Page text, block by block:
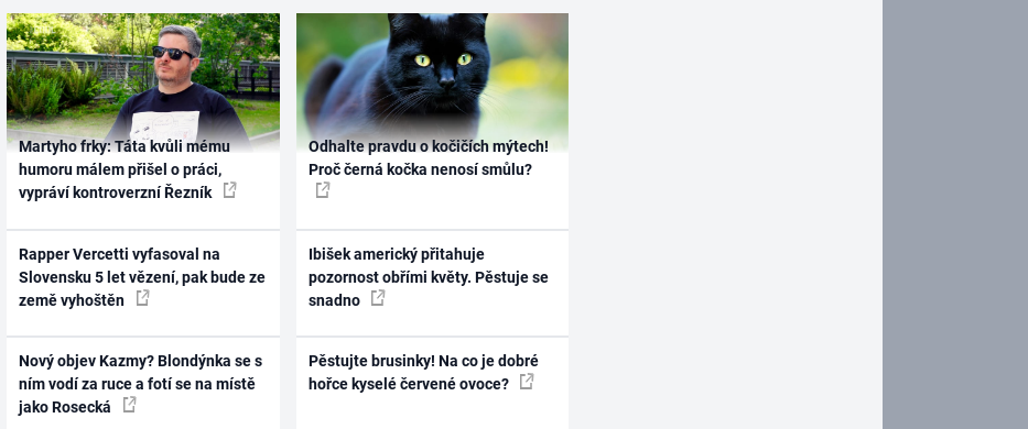
Martyho frky: Táta kvůli mému
humoru málem přišel o práci,
vypráví kontroverzní Řezník
Rapper Vercetti vyfasoval na
Slovensku 5 let vězení, pak bude ze
země vyhoštěn
Nový objev Kazmy? Blondýnka se s
ním vodí za ruce a fotí se na místě
jako Rosecká
Odhalte pravdu o kočičích mýtech!
Proč černá kočka nenosí smůlu?
Ibišek americký přitahuje
pozornost obřími květy. Pěstuje se
snadno
Pěstujte brusinky! Na co je dobré
hořce kyselé červené ovoce?